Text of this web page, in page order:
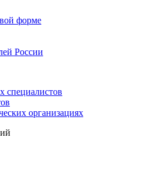
форме
России
специалистов
организациях